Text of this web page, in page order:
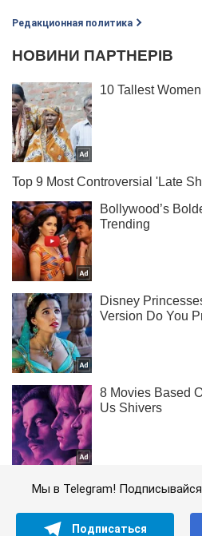
Редакционная политика
Мы в Telegram!
Подписаться